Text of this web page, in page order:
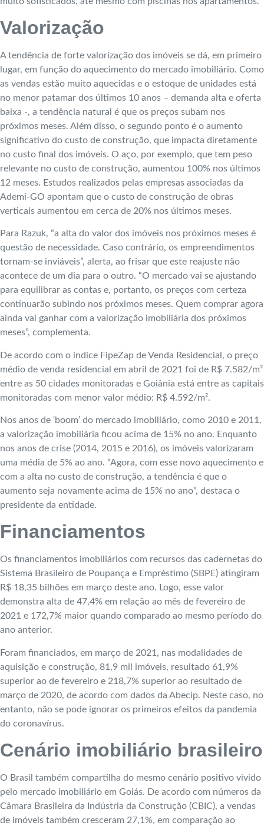
Valorização
A tendência de forte valorização dos imóveis se dá, em primeiro
lugar, em função do aquecimento do mercado imobiliário. Como
as vendas estão muito aquecidas e o estoque de unidades está
no menor patamar dos últimos 10 anos – demanda alta e oferta
baixa -, a tendência natural é que os preços subam nos
próximos meses. Além disso, o segundo ponto é o aumento
significativo do custo de construção, que impacta diretamente
no custo final dos imóveis. O aço, por exemplo, que tem peso
relevante no custo de construção, aumentou 100% nos últimos
12 meses. Estudos realizados pelas empresas associadas da
Ademi-GO apontam que o custo de construção de obras
verticais aumentou em cerca de 20% nos últimos meses.
Para Razuk, “a alta do valor dos imóveis nos próximos meses é
questão de necessidade. Caso contrário, os empreendimentos
tornam-se inviáveis”, alerta, ao frisar que este reajuste não
acontece de um dia para o outro. “O mercado vai se ajustando
para equilibrar as contas e, portanto, os preços com certeza
continuarão subindo nos próximos meses. Quem comprar agora
ainda vai ganhar com a valorização imobiliária dos próximos
meses”, complementa.
De acordo com o índice FipeZap de Venda Residencial, o preço
médio de venda residencial em abril de 2021 foi de R$ 7.582/m²
entre as 50 cidades monitoradas e Goiânia está entre as capitais
monitoradas com menor valor médio: R$ 4.592/m².
Nos anos de ‘boom’ do mercado imobiliário, como 2010 e 2011,
a valorização imobiliária ficou acima de 15% no ano. Enquanto
nos anos de crise (2014, 2015 e 2016), os imóveis valorizaram
uma média de 5% ao ano. “Agora, com esse novo aquecimento e
com a alta no custo de construção, a tendência é que o
aumento seja novamente acima de 15% no ano”, destaca o
presidente da entidade.
Financiamentos
Os financiamentos imobiliários com recursos das cadernetas do
Sistema Brasileiro de Poupança e Empréstimo (SBPE) atingiram
R$ 18,35 bilhões em março deste ano. Logo, esse valor
demonstra alta de 47,4% em relação ao mês de fevereiro de
2021 e 172,7% maior quando comparado ao mesmo período do
ano anterior.
Foram financiados, em março de 2021, nas modalidades de
aquisição e construção, 81,9 mil imóveis, resultado 61,9%
superior ao de fevereiro e 218,7% superior ao resultado de
março de 2020, de acordo com dados da Abecip. Neste caso, no
entanto, não se pode ignorar os primeiros efeitos da pandemia
do coronavírus.
Cenário imobiliário brasileiro
O Brasil também compartilha do mesmo cenário positivo vivido
pelo mercado imobiliário em Goiás. De acordo com números da
Câmara Brasileira da Indústria da Construção (CBIC), a vendas
de imóveis também cresceram 27,1%, em comparação ao